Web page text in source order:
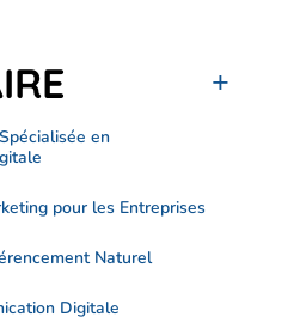
en
pour les Entreprises
Naturel
Digitale